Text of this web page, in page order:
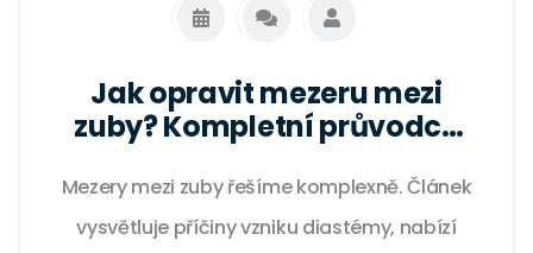
Jak opravit mezeru mezi
zuby? Kompletní průvodce
Mezery mezi zuby řešíme komplexně. Článek
vysvětluje příčiny vzniku diastémy, nabízí